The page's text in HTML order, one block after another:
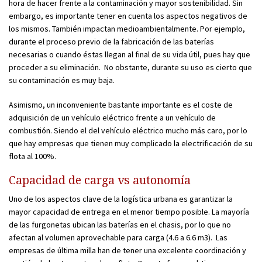
hora de hacer frente a la contaminación y mayor sostenibilidad. Sin
embargo, es importante tener en cuenta los aspectos negativos de
los mismos. También impactan medioambientalmente. Por ejemplo,
durante el proceso previo de la fabricación de las baterías
necesarias o cuando éstas llegan al final de su vida útil, pues hay que
proceder a su eliminación. No obstante, durante su uso es cierto que
su contaminación es muy baja.
Asimismo, un inconveniente bastante importante es el coste de
adquisición de un vehículo eléctrico frente a un vehículo de
combustión. Siendo el del vehículo eléctrico mucho más caro, por lo
que hay empresas que tienen muy complicado la electrificación de su
flota al 100%.
Capacidad de carga vs autonomía
Uno de los aspectos clave de la logística urbana es garantizar la
mayor capacidad de entrega en el menor tiempo posible. La mayoría
de las furgonetas ubican las baterías en el chasis, por lo que no
afectan al volumen aprovechable para carga (4.6 a 6.6 m3). Las
empresas de última milla han de tener una excelente coordinación y